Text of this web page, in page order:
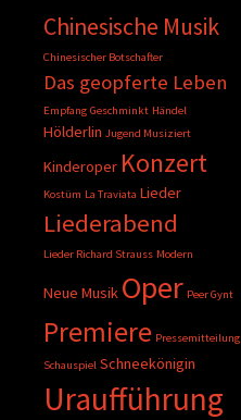
Chinesische Musik
Chinesischer Botschafter
Das geopferte Leben
Empfang Geschminkt Händel
Hölderlin Jugend Musiziert
Kinderoper Konzert
Kostüm La Traviata Lieder
Liederabend
Lieder Richard Strauss Modern
Neue Musik Oper Peer Gynt
Premiere Pressemitteilung
Schauspiel Schneekönigin
Uraufführung